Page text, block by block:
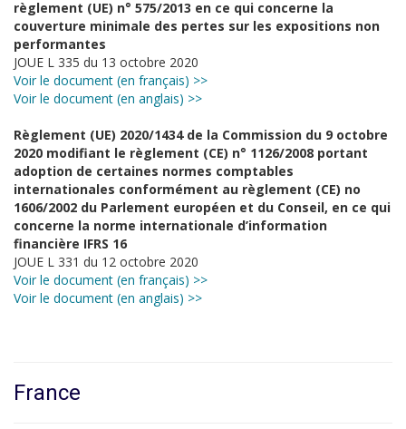
règlement (UE) n° 575/2013 en ce qui concerne la
couverture minimale des pertes sur les expositions non
performantes
JOUE L 335 du 13 octobre 2020
Voir le document (en français) >>
Voir le document (en anglais) >>
Règlement (UE) 2020/1434 de la Commission du 9 octobre
2020 modifiant le règlement (CE) n° 1126/2008 portant
adoption de certaines normes comptables
internationales conformément au règlement (CE) no
1606/2002 du Parlement européen et du Conseil, en ce qui
concerne la norme internationale d’information
financière IFRS 16
JOUE L 331 du 12 octobre 2020
Voir le document (en français) >>
Voir le document (en anglais) >>
France